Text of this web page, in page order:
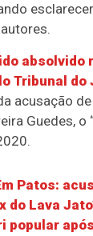
absolvido
Tribunal do
acusação
Guedes, o
Patos:
do Lava
popular